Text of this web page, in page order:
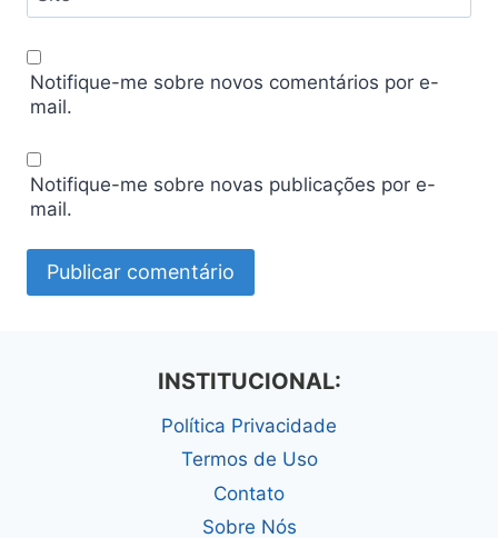
Notifique-me sobre novos comentários por e-
mail.
Notifique-me sobre novas publicações por e-
mail.
INSTITUCIONAL:
Política Privacidade
Termos de Uso
Contato
Sobre Nós